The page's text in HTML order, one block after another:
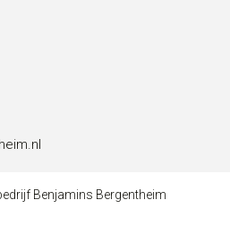
Benjamins Bergentheim